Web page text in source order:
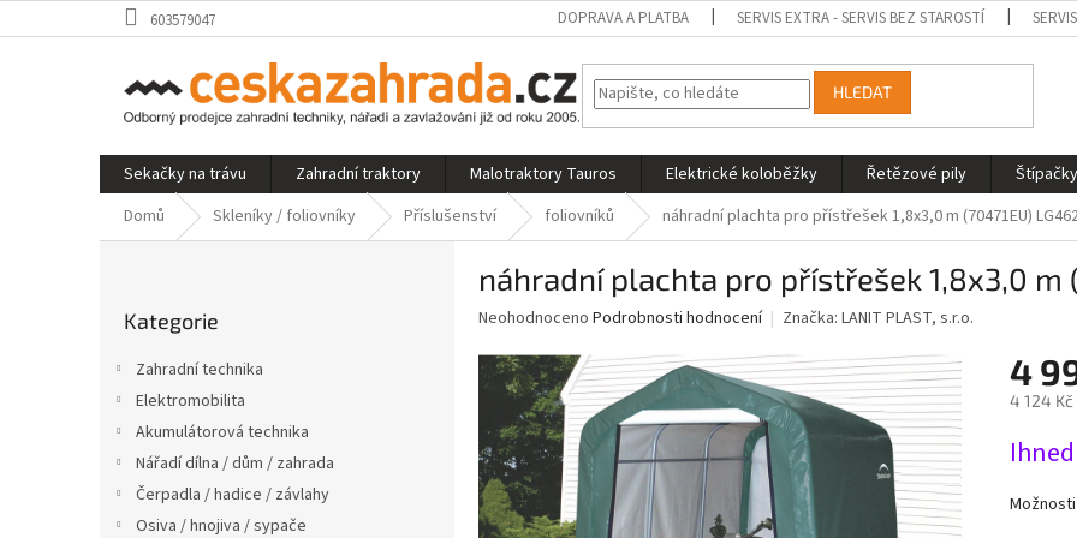
na
603579047 DOPRAVA A PLATBA SERVIS EXTRA - SERVIS BEZ STAROSTÍ
HLEDAT
Sekačky na trávu Zahradní traktory Malotraktory Tauros Elektrické koloběžky Řetězové pily
Domů
Skleníky / foliovníky Příslušenství foliovníků náhradní plachta pro přístřešek 1,8x3,0 m (70471EU)
kategorie
Kategorie
Zahradní technika
Elektromobilita
Akumulátorová technika
Nářadí dílna / dům / zahrada
Čerpadla / hadice / závlahy
Osiva / hnojiva / sypače
náhradní plachta pro přístřešek 1,8x3,0 m
Průměrné
produktu
5
hvězdiček.
Neohodnoceno Podrobnosti hodnocení Značka: LANIT PLAST, s.r.o.
4
4 124 Kč
cena: